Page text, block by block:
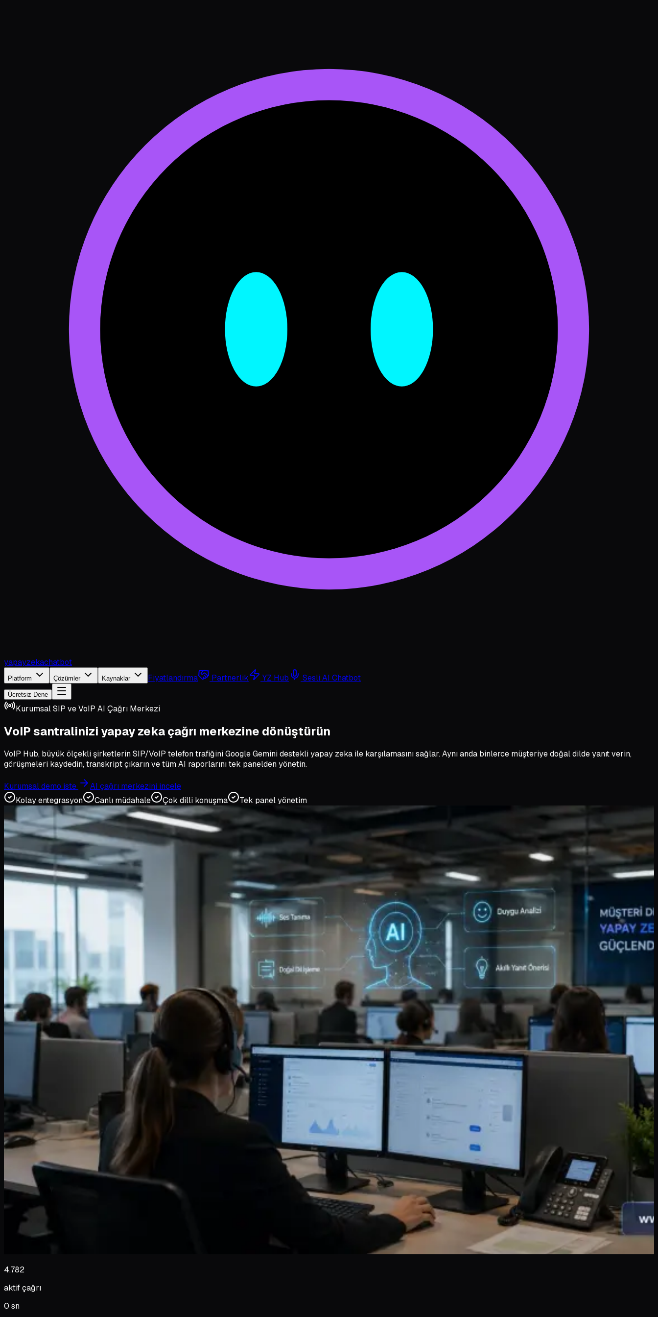
yapayzekachatbot
Platform Çözümler Kaynaklar Fiyatlandırma Partnerlik YZ Hub Sesli AI Chatbot
Ücretsiz Dene
Kurumsal SIP ve VoIP AI Çağrı Merkezi
VoIP santralinizi yapay zeka çağrı merkezine dönüştürün
VoIP Hub, büyük ölçekli şirketlerin SIP/VoIP telefon trafiğini Google Gemini destekli yapay zeka ile karşılamasını sağlar. Aynı anda binlerce müşteriye doğal dilde yanıt verin,
görüşmeleri kaydedin, transkript çıkarın ve tüm AI raporlarını tek panelden yönetin.
Kurumsal demo iste
AI çağrı merkezini incele
Kolay entegrasyon
Canlı müdahale Çok dilli konuşma Tek panel yönetim
4.782
aktif çağrı
0 sn